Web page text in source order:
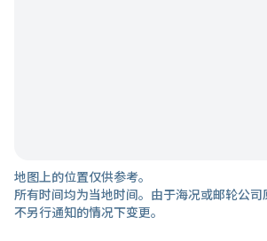
地图上的位置仅供参考。
所有时间均为当地时间。由于海况或邮轮公
不另行通知的情况下变更。